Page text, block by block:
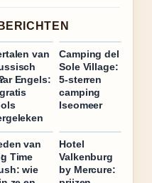
van
Engels:
Camping del
Sole Village:
5-sterren
camping
Iseomeer
van
Time
wie
Hotel
Valkenburg
by Mercure: